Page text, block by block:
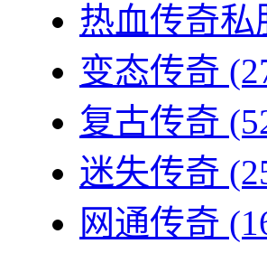
热血传奇私
变态传奇
复古传奇
迷失传奇
网通传奇